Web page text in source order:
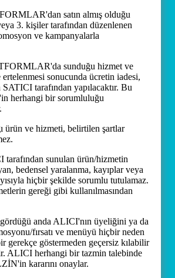
satın almış olduğu
3. kişiler tarafından düzenlenen
ve kampanyalarla
sunduğu hizmet ve
sonucunda ücretin iadesi,
SATICI tarafından yapılacaktır. Bu
herhangi bir sorumluluğu
ürün ve hizmeti, belirtilen şartlar
sunulan ürün/hizmetin
bedensel yaralanma, kayıplar veya
hiçbir şekilde sorumlu tutulamaz.
gereği gibi kullanılmasından
anda ALICI'nın üyeliğini ya da
fırsatı ve menüyü hiçbir neden
gerekçe göstermeden geçersiz kılabilir
ALICI herhangi bir tazmin talebinde
kararını onaylar.